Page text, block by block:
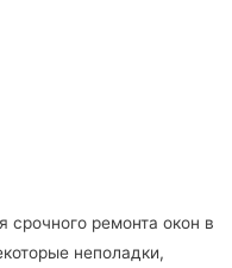
срочного ремонта окон в
неполадки,